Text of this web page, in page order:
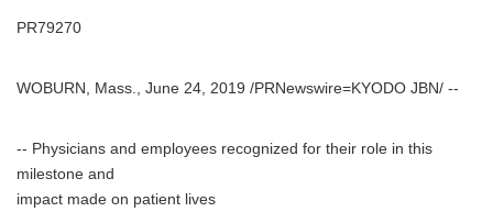
PR79270
WOBURN, Mass., June 24, 2019 /PRNewswire=KYODO JBN/ --
-- Physicians and employees recognized for their role in this
milestone and
impact made on patient lives